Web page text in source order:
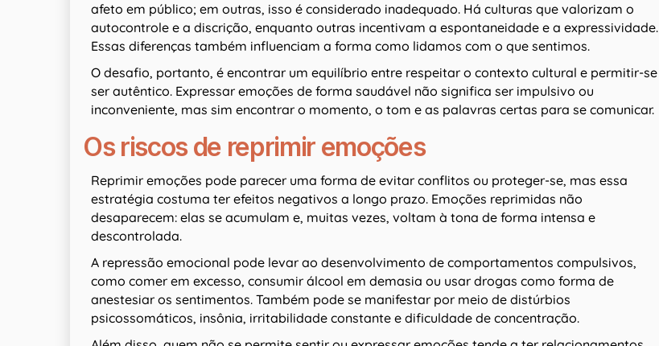
afeto em público; em outras, isso é considerado inadequado. Há culturas que valorizam o
autocontrole e a discrição, enquanto outras incentivam a espontaneidade e a expressividade.
Essas diferenças também influenciam a forma como lidamos com o que sentimos.
O desafio, portanto, é encontrar um equilíbrio entre respeitar o contexto cultural e permitir-se
ser autêntico. Expressar emoções de forma saudável não significa ser impulsivo ou
inconveniente, mas sim encontrar o momento, o tom e as palavras certas para se comunicar.
Os riscos de reprimir emoções
Reprimir emoções pode parecer uma forma de evitar conflitos ou proteger-se, mas essa
estratégia costuma ter efeitos negativos a longo prazo. Emoções reprimidas não
desaparecem: elas se acumulam e, muitas vezes, voltam à tona de forma intensa e
descontrolada.
A repressão emocional pode levar ao desenvolvimento de comportamentos compulsivos,
como comer em excesso, consumir álcool em demasia ou usar drogas como forma de
anestesiar os sentimentos. Também pode se manifestar por meio de distúrbios
psicossomáticos, insônia, irritabilidade constante e dificuldade de concentração.